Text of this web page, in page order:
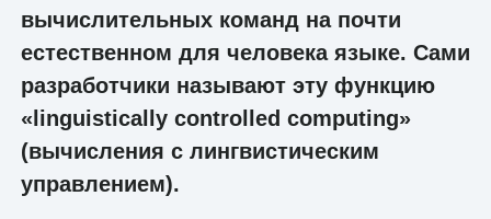
вычислительных команд на почти
естественном для человека языке. Сами
разработчики называют эту функцию
«linguistically controlled computing»
(вычисления с лингвистическим
управлением).